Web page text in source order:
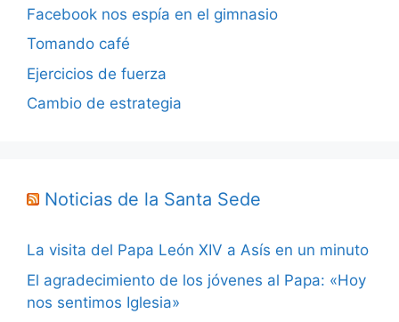
Facebook nos espía en el gimnasio
Tomando café
Ejercicios de fuerza
Cambio de estrategia
Noticias de la Santa Sede
La visita del Papa León XIV a Asís en un minuto
El agradecimiento de los jóvenes al Papa: «Hoy
nos sentimos Iglesia»